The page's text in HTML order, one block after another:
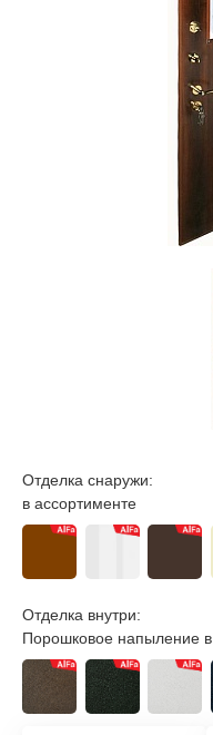
Отделка снаружи:
в ассортименте
Отделка внутри:
Порошковое напыление